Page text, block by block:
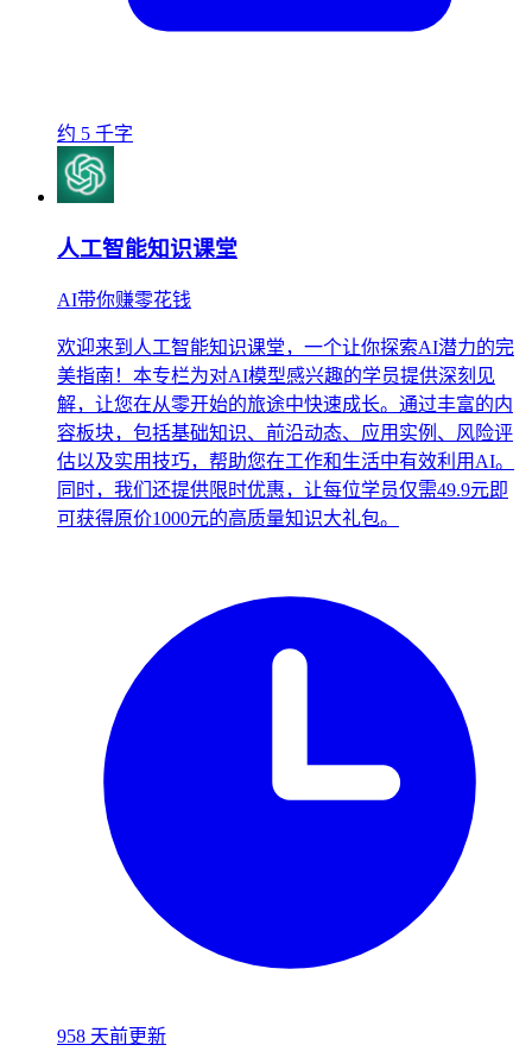
约 5 千字
人工智能知识课堂
AI带你赚零花钱
欢迎来到人工智能知识课堂，一个让你探索AI潜力的完
美指南！本专栏为对AI模型感兴趣的学员提供深刻见
解，让您在从零开始的旅途中快速成长。通过丰富的内
容板块，包括基础知识、前沿动态、应用实例、风险评
估以及实用技巧，帮助您在工作和生活中有效利用AI。
同时，我们还提供限时优惠，让每位学员仅需49.9元即
可获得原价1000元的高质量知识大礼包。
958 天前更新